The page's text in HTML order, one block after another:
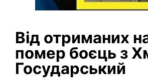
Від отриманих
помер боєць з
Государський